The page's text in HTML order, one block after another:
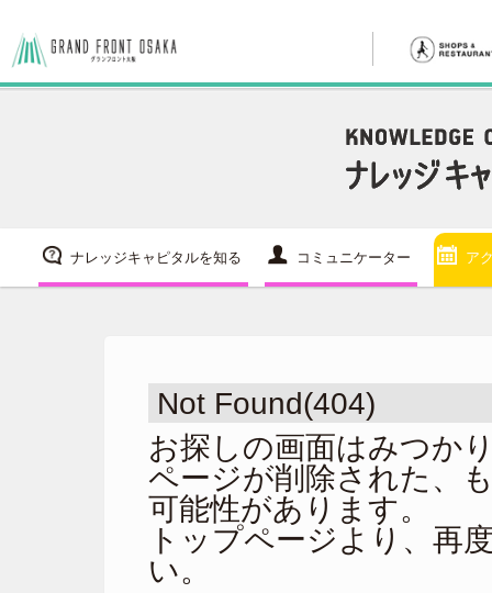
ナレッジキャピタルを知る コミュニケーター ア
Not Found(404)
お探しの画面はみつか
ページが削除された、
可能性があります。
トップページより、再
い。